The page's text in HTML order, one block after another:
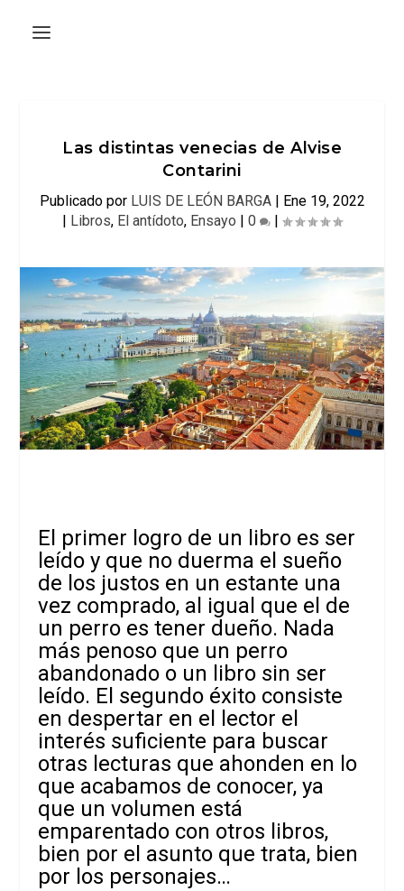
Las distintas venecias de Alvise
Contarini
Publicado por LUIS DE LEÓN BARGA| Ene 19, 2022
| Libros, El antídoto, Ensayo | 0 |
El primer logro de un libro es ser
leído y que no duerma el sueño
de los justos en un estante una
vez comprado, al igual que el de
un perro es tener dueño. Nada
más penoso que un perro
abandonado o un libro sin ser
leído. El segundo éxito consiste
en despertar en el lector el
interés suficiente para buscar
otras lecturas que ahonden en lo
que acabamos de conocer, ya
que un volumen está
emparentado con otros libros,
bien por el asunto que trata, bien
por los personajes…